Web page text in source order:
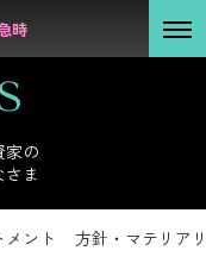
時
家の
さま
営方針 IRライブラリ
メント 方針・マテリア
念 沿革 会社概要 組
時
お客さま